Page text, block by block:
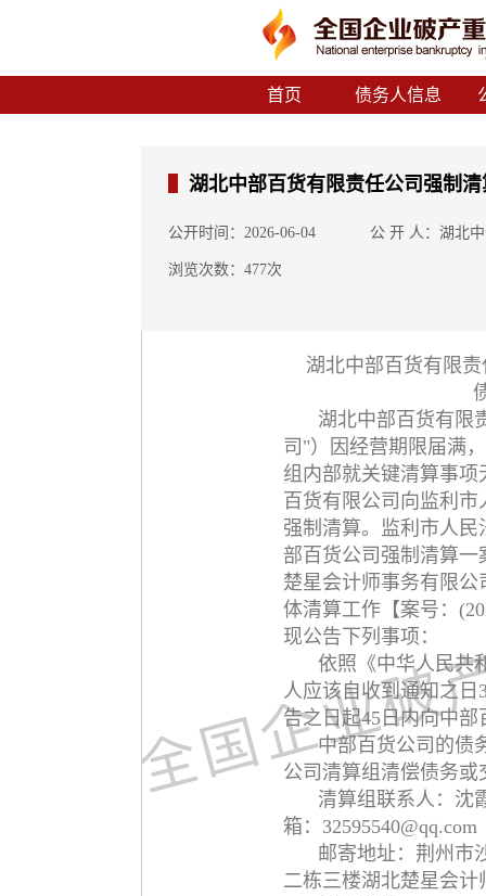
首页 债务人信息
湖北中部百货有限责任公司强制
公开时间：2026-06-04 公 开 人：湖北
浏览次数：477次
湖北中部百货有限
湖北中部百货有限
司"）因经营期限届满
组内部就关键清算事
百货有限公司向监利
强制清算。监利市人民
部百货公司强制清算一
楚星会计师事务有限
体清算工作【案号：
现公告下列事项：
依照《中华人民共
人应该自收到通知之
告之日起45日内向中
中部百货公司的债
公司清算组清偿债务或
清算组联系人：沈
箱：32595540@qq.com
邮寄地址：荆州市
二栋三楼湖北楚星会